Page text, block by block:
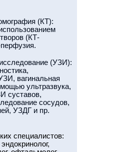
(КТ):
(КТ-
(УЗИ):
вагинальная
ультразвука,
суставов,
сосудов,
УЗДГ и пр.
специалистов: